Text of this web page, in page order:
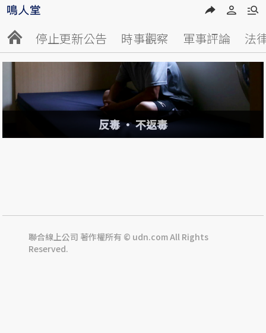
停止更新公告 時事觀察 軍事評論 法
反毒 ‧ 不返毒
聯合線上公司 著作權所有 © udn.com All Rights
Reserved.